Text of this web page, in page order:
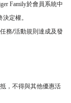
Family於會員系統中
定權。
務/活動規則達成及發
，不得與其他優惠活